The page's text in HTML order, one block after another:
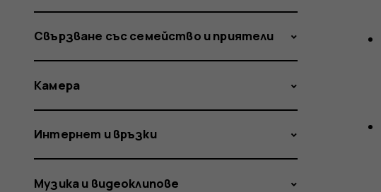
Свързване със семейство и приятели
Камера
Интернет и връзки
Музика и видеоклипове